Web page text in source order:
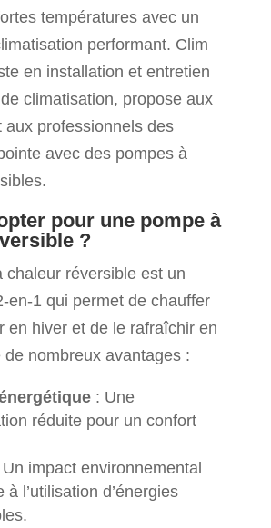
températures avec un
performant. Clim
en installation et entretien
climatisation, propose aux
aux professionnels des
avec des pompes à
pour une pompe à
?
chaleur réversible est un
en-1 qui permet de chauffer
en hiver et de le rafraîchir en
nombreux avantages :
: Une
réduite pour un confort
impact environnemental
à l’utilisation d’énergies